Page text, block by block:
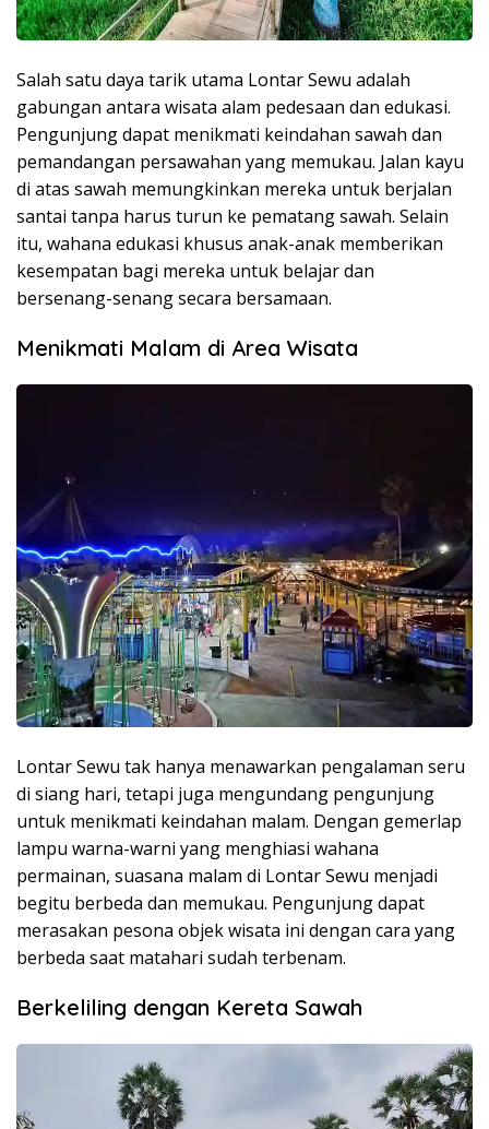
Salah satu daya tarik utama Lontar Sewu adalah
gabungan antara wisata alam pedesaan dan edukasi.
Pengunjung dapat menikmati keindahan sawah dan
pemandangan persawahan yang memukau. Jalan kayu
di atas sawah memungkinkan mereka untuk berjalan
santai tanpa harus turun ke pematang sawah. Selain
itu, wahana edukasi khusus anak-anak memberikan
kesempatan bagi mereka untuk belajar dan
bersenang-senang secara bersamaan.
Menikmati Malam di Area Wisata
Lontar Sewu tak hanya menawarkan pengalaman seru
di siang hari, tetapi juga mengundang pengunjung
untuk menikmati keindahan malam. Dengan gemerlap
lampu warna-warni yang menghiasi wahana
permainan, suasana malam di Lontar Sewu menjadi
begitu berbeda dan memukau. Pengunjung dapat
merasakan pesona objek wisata ini dengan cara yang
berbeda saat matahari sudah terbenam.
Berkeliling dengan Kereta Sawah